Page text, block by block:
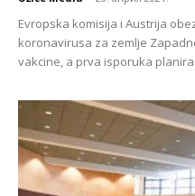
Evropska komisija i Austrija
koronavirusa za zemlje
vakcine, a prva isporuka